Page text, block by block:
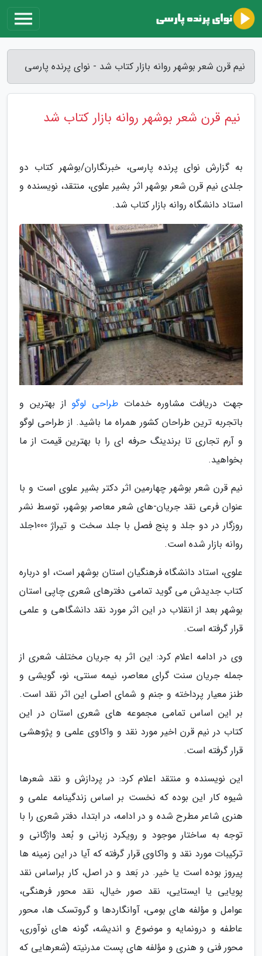
نیم قرن شعر بوشهر روانه بازار کتاب شد - نوای پرنده پارسی
نیم قرن شعر بوشهر روانه بازار کتاب شد
به گزارش نوای پرنده پارسی، خبرنگاران/بوشهر کتاب دو
جلدی نیم قرن شعر بوشهر اثر بشیر علوی، منتقد، نویسنده و
استاد دانشگاه روانه بازار کتاب شد.
جهت دریافت مشاوره خدمات طراحی لوگو از بهترین و
باتجربه ترین طراحان کشور همراه ما باشید. از طراحی لوگو
و آرم تجاری تا برندینگ حرفه ای را با بهترین قیمت از ما
بخواهید.
نیم قرن شعر بوشهر چهارمین اثر دکتر بشیر علوی است و با
عنوان فرعی نقد جریان-های شعر معاصر بوشهر، توسط نشر
روزگار در دو جلد و پنج فصل با جلد سخت و تیراژ 1000جلد
روانه بازار شده است.
علوی، استاد دانشگاه فرهنگیان استان بوشهر است، او درباره
کتاب جدیدش می گوید تمامی دفترهای شعری چاپی استان
بوشهر بعد از انقلاب در این اثر مورد نقد دانشگاهی و علمی
قرار گرفته است.
وی در ادامه اعلام کرد: این اثر به جریان مختلف شعری از
جمله جریان سنت گرای معاصر، نیمه سنتی، نو، گویشی و
طنز معیار پرداخته و جنم و شمای اصلی این اثر نقد است.
بر این اساس تمامی مجموعه های شعری استان در این
کتاب در نیم قرن اخیر مورد نقد و واکاوی علمی و پژوهشی
قرار گرفته است.
این نویسنده و منتقد اعلام کرد: در پردازش و نقد شعرها
شیوه کار این بوده که نخست بر اساس زندگینامه علمی و
هنری شاعر مطرح شده و در ادامه، در ابتدا، دفتر شعری را با
توجه به ساختار موجود و رویکرد زبانی و بُعد واژگانی و
ترکیبات مورد نقد و واکاوی قرار گرفته که آیا در این زمینه ها
پیروز بوده است یا خیر. در بَعد و در اصل، کار براساس نقد
پویایی یا ایستایی، نقد صور خیال، نقد محور فرهنگی،
عوامل و مؤلفه های بومی، آوانگاردها و گروتسک ها، محور
عاطفه و درونمایه و موضوع و اندیشه، گونه های نوآوری،
محور فنی و هنری و مؤلفه های پست مدرنیته (شعرهایی که